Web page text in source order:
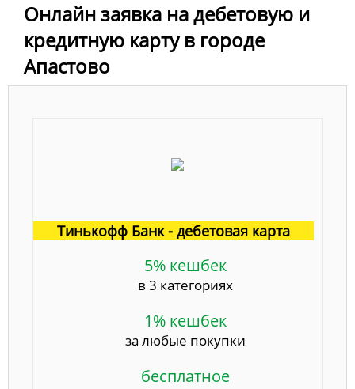
Онлайн заявка на дебетовую и
кредитную карту в городе
Апастово
Тинькофф Банк - дебетовая карта
5% кешбек
в 3 категориях
1% кешбек
за любые покупки
бесплатное